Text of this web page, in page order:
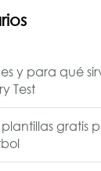
y para qué
Test
plantillas gratis